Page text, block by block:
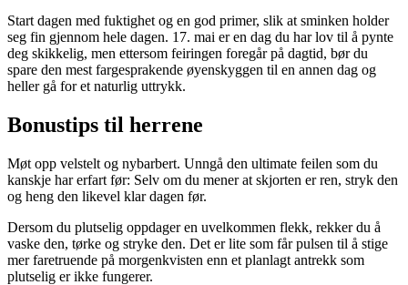
Start dagen med fuktighet og en god primer, slik at sminken holder
seg fin gjennom hele dagen. 17. mai er en dag du har lov til å pynte
deg skikkelig, men ettersom feiringen foregår på dagtid, bør du
spare den mest fargesprakende øyenskyggen til en annen dag og
heller gå for et naturlig uttrykk.
Bonustips til herrene
Møt opp velstelt og nybarbert. Unngå den ultimate feilen som du
kanskje har erfart før: Selv om du mener at skjorten er ren, stryk den
og heng den likevel klar dagen før.
Dersom du plutselig oppdager en uvelkommen flekk, rekker du å
vaske den, tørke og stryke den. Det er lite som får pulsen til å stige
mer faretruende på morgenkvisten enn et planlagt antrekk som
plutselig er ikke fungerer.